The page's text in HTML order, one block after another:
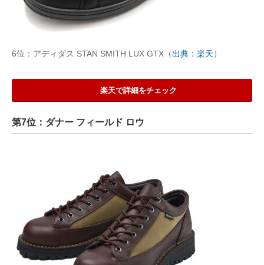
6位：アディダス STAN SMITH LUX GTX（出典：楽天）
楽天で詳細をチェック
第7位：ダナー フィールド ロウ